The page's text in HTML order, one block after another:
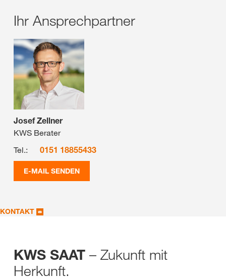
Ihr Ansprechpartner
Josef Zellner
KWS Berater
Tel.:
0151 18855433
E-MAIL SENDEN
KONTAKT
KWS SAAT – Zukunft mit
Herkunft.